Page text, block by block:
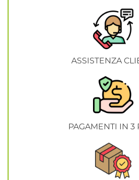
ASSISTENZA
PAGAMENTI IN 3